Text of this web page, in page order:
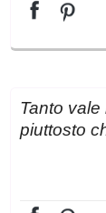
Tanto vale
piuttosto